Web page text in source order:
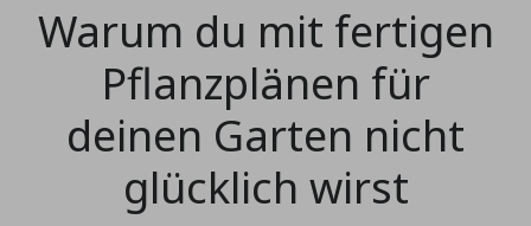
Warum du mit fertigen
Pflanzplänen für
deinen Garten nicht
glücklich wirst